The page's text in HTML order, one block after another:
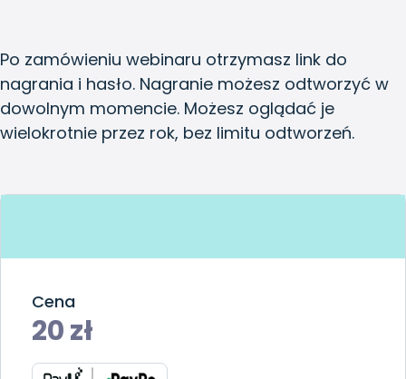
Po zamówieniu webinaru otrzymasz link do
nagrania i hasło. Nagranie możesz odtworzyć w
dowolnym momencie. Możesz oglądać je
wielokrotnie przez rok, bez limitu odtworzeń.
Cena
20zł